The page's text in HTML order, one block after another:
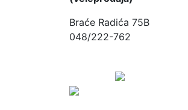
Braće Radića 75B
048/222-762